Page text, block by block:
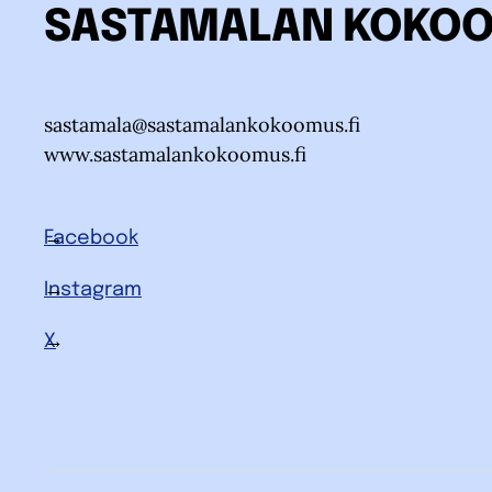
SASTAMALAN
sastamala@sastamalankokoomus.fi
www.sastamalankokoomus.fi
Facebook
Instagram
X